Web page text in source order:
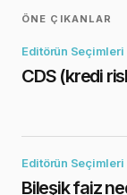
ÖNE ÇIKANLAR
Editörün Seçimleri
CDS (kredi
Editörün Seçimleri
Bileşik faiz